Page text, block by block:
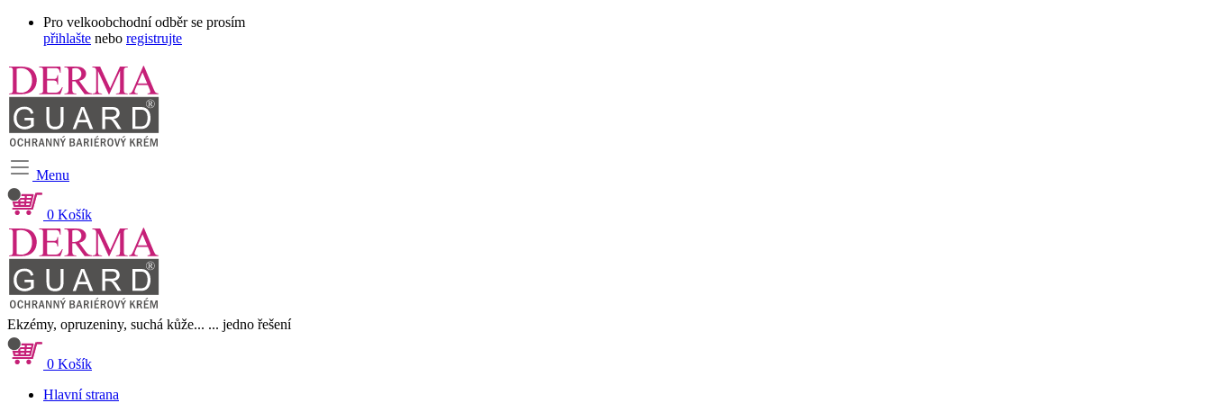
Pro velkoobchodní odběr se prosím
přihlašte nebo registrujte
Menu
0 Košík
Ekzémy, opruzeniny, suchá kůže... ... jedno řešení
0 Košík
Hlavní strana